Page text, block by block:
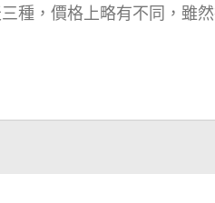
種，價格上略有不同，雖